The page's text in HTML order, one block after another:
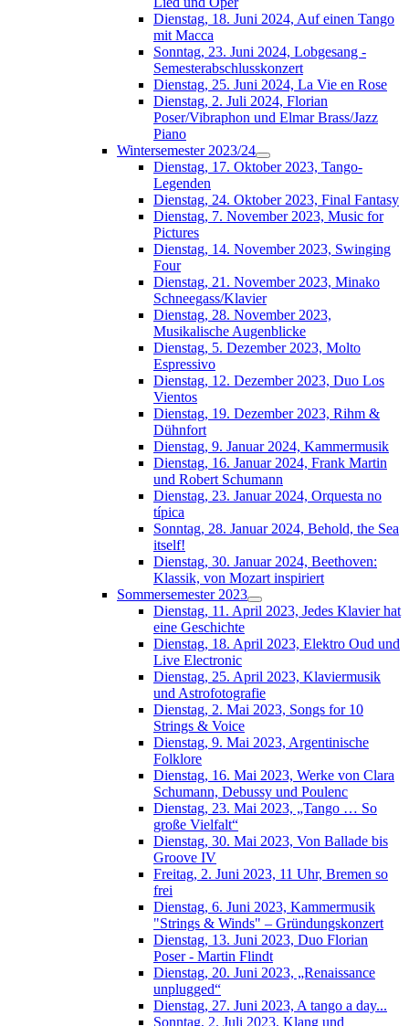
Dienstag, 18. Juni 2024, Auf einen Tango
mit Macca
Sonntag, 23. Juni 2024, Lobgesang -
Semesterabschlusskonzert
Dienstag, 25. Juni 2024, La Vie en Rose
Dienstag, 2. Juli 2024, Florian
Poser/Vibraphon und Elmar Brass/Jazz
Piano
Wintersemester 2023/24
Dienstag, 17. Oktober 2023, Tango-
Legenden
Dienstag, 24. Oktober 2023, Final Fantasy
Dienstag, 7. November 2023, Music for
Pictures
Dienstag, 14. November 2023, Swinging
Four
Dienstag, 21. November 2023, Minako
Schneegass/Klavier
Dienstag, 28. November 2023,
Musikalische Augenblicke
Dienstag, 5. Dezember 2023, Molto
Espressivo
Dienstag, 12. Dezember 2023, Duo Los
Vientos
Dienstag, 19. Dezember 2023, Rihm &
Dühnfort
Dienstag, 9. Januar 2024, Kammermusik
Dienstag, 16. Januar 2024, Frank Martin
und Robert Schumann
Dienstag, 23. Januar 2024, Orquesta no
típica
Sonntag, 28. Januar 2024, Behold, the Sea
itself!
Dienstag, 30. Januar 2024, Beethoven:
Klassik, von Mozart inspiriert
Sommersemester 2023
Dienstag, 11. April 2023, Jedes Klavier hat
eine Geschichte
Dienstag, 18. April 2023, Elektro Oud und
Live Electronic
Dienstag, 25. April 2023, Klaviermusik
und Astrofotografie
Dienstag, 2. Mai 2023, Songs for 10
Strings & Voice
Dienstag, 9. Mai 2023, Argentinische
Folklore
Dienstag, 16. Mai 2023, Werke von Clara
Schumann, Debussy und Poulenc
Dienstag, 23. Mai 2023, „Tango … So
große Vielfalt“
Dienstag, 30. Mai 2023, Von Ballade bis
Groove IV
Freitag, 2. Juni 2023, 11 Uhr, Bremen so
frei
Dienstag, 6. Juni 2023, Kammermusik
"Strings & Winds" – Gründungskonzert
Dienstag, 13. Juni 2023, Duo Florian
Poser - Martin Flindt
Dienstag, 20. Juni 2023, „Renaissance
unplugged“
Dienstag, 27. Juni 2023, A tango a day...
Sonntag, 2. Juli 2023, Klang und